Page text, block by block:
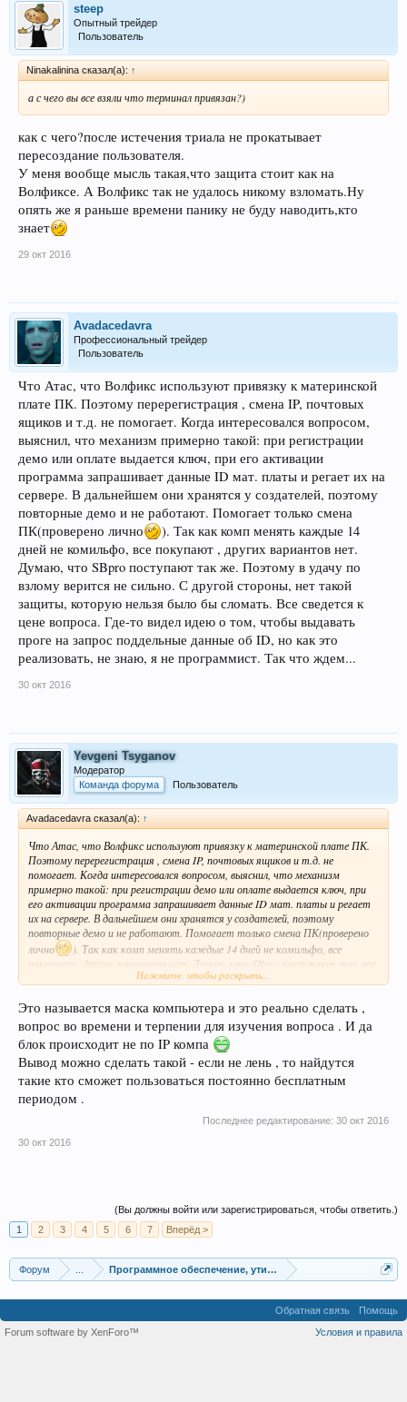
steep
Опытный трейдер
Пользователь
Ninakalinina сказал(а): ↑
а с чего вы все взяли что терминал привязан?)
как с чего?после истечения триала не прокатывает
пересоздание пользователя.
У меня вообще мысль такая,что защита стоит как на
Волфиксе. А Волфикс так не удалось никому взломать.Ну
опять же я раньше времени панику не буду наводить,кто
знает
29 окт 2016
Avadacedavra
Профессиональный трейдер
Пользователь
Что Атас, что Волфикс используют привязку к материнской
плате ПК. Поэтому перерегистрация , смена IP, почтовых
ящиков и т.д. не помогает. Когда интересовался вопросом,
выяснил, что механизм примерно такой: при регистрации
демо или оплате выдается ключ, при его активации
программа запрашивает данные ID мат. платы и регает их на
сервере. В дальнейшем они хранятся у создателей, поэтому
повторные демо и не работают. Помогает только смена
ПК(проверено лично
). Так как комп менять каждые 14
дней не комильфо, все покупают , других вариантов нет.
Думаю, что SBpro поступают так же. Поэтому в удачу по
взлому верится не сильно. С другой стороны, нет такой
защиты, которую нельзя было бы сломать. Все сведется к
цене вопроса. Где-то видел идею о том, чтобы выдавать
проге на запрос поддельные данные об ID, но как это
реализовать, не знаю, я не программист. Так что ждем...
30 окт 2016
Yevgeni Tsyganov
Модератор
Команда форума
Пользователь
Avadacedavra сказал(а): ↑
Что Атас, что Волфикс используют привязку к материнской плате ПК.
Поэтому перерегистрация , смена IP, почтовых ящиков и т.д. не
помогает. Когда интересовался вопросом, выяснил, что механизм
примерно такой: при регистрации демо или оплате выдается ключ, при
его активации программа запрашивает данные ID мат. платы и регает
их на сервере. В дальнейшем они хранятся у создателей, поэтому
повторные демо и не работают. Помогает только смена ПК(проверено
лично
). Так как комп менять каждые 14 дней не комильфо, все
покупают , других вариантов нет. Думаю, что SBpro поступают так же.
Поэтому в удачу по взлому верится не сильно. С другой стороны, нет
вопроса. Где-то видел идею о том, чтобы выдавать проге на запрос
поддельные данные об ID, но как это реализовать, не знаю, я не
программист. Так что ждем...
Нажмите, чтобы раскрыть...
Это называется маска компьютера и это реально сделать ,
вопрос во времени и терпении для изучения вопроса . И да
блок происходит не по IP компа
Вывод можно сделать такой - если не лень , то найдутся
такие кто сможет пользоваться постоянно бесплатным
периодом .
Последнее редактирование: 30 окт 2016
30 окт 2016
(Вы должны войти или зарегистрироваться, чтобы ответить.)
1
2 3 4 5 6 7 Вперёд >
Форум Программное обеспечение, утилиты для трейдинга
Обратная связь
Помощь
Условия и правила
Forum software by XenForo™